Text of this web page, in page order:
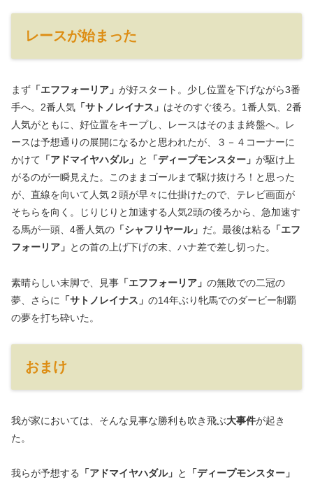
レースが始まった
まず 「エフフォーリア」 が好スタート。少し位置を下げながら3番
手へ。2番人気 「サトノレイナス」 はそのすぐ後ろ。1番人気、2番
人気がともに、好位置をキープし、レースはそのまま終盤へ。レ
ースは予想通りの展開になるかと思われたが、３－４コーナーに
かけて 「アドマイヤハダル」 と 「ディープモンスター」 が駆け上
がるのが一瞬見えた。このままゴールまで駆け抜けろ！と思った
が、直線を向いて人気２頭が早々に仕掛けたので、テレビ画面が
そちらを向く。じりじりと加速する人気2頭の後ろから、急加速す
る馬が一頭、4番人気の 「シャフリヤール」 だ。最後は粘る
「エフ
フォーリア」 との首の上げ下げの末、ハナ差で差し切った。
素晴らしい末脚で、見事 「エフフォーリア」 の無敗での二冠の
夢、さらに
「サトノレイナス」 の14年ぶり牝馬でのダービー制覇
の夢を打ち砕いた。
おまけ
我が家においては、そんな見事な勝利も吹き飛ぶ大事件が起き
た。
我らが予想する 「アドマイヤハダル」 と
「ディープモンスター」